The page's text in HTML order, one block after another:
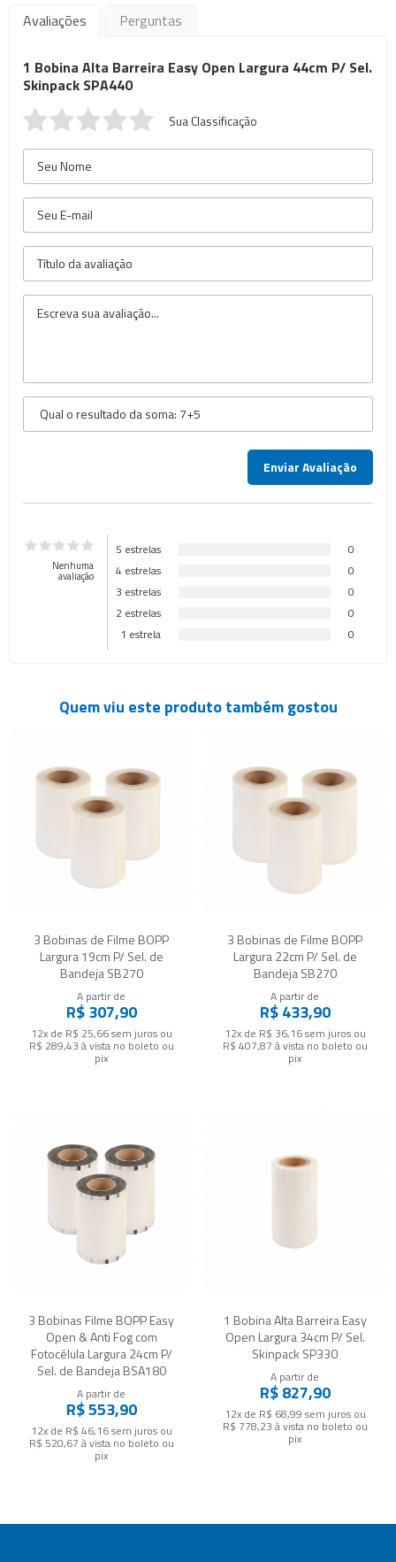
Avaliações Perguntas
1 Bobina Alta Barreira Easy Open Largura 44cm P/ Sel.
Skinpack SPA440
Sua Classificação
Nenhuma
avaliação
5 estrelas
0
4 estrelas
0
3 estrelas
0
2 estrelas
0
1 estrela
0
Quem viu este produto também gostou
3 Bobinas de Filme BOPP
Largura 19cm P/ Sel. de
Bandeja SB270
A partir de
R$ 307,90
12x de R$ 25,66sem jurosou
R$ 289,43 à vista no boleto ou
pix
3 Bobinas de Filme BOPP
Largura 22cm P/ Sel. de
Bandeja SB270
A partir de
R$ 433,90
12x de R$ 36,16sem jurosou
R$ 407,87 à vista no boleto ou
pix
3 Bobinas Filme BOPP Easy
Open & Anti Fog com
Fotocélula Largura 24cm P/
Sel. de Bandeja BSA180
A partir de
R$ 553,90
12x de R$ 46,16sem jurosou
R$ 520,67 à vista no boleto ou
pix
1 Bobina Alta Barreira Easy
Open Largura 34cm P/ Sel.
Skinpack SP330
A partir de
R$ 827,90
12x de R$ 68,99 sem jurosou
R$ 778,23 à vista no boleto ou
pix